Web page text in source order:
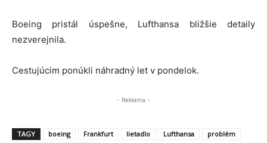
Boeing pristál úspešne, Lufthansa bližšie detaily
nezverejnila.
Cestujúcim ponúkli náhradný let v pondelok.
- Reklama -
TAGY boeing Frankfurt lietadlo Lufthansa
problém